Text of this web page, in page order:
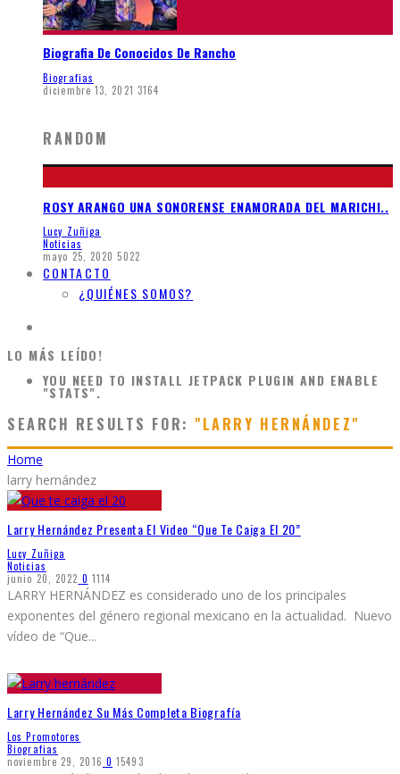
Biografia De Conocidos De Rancho
Biografias
diciembre 13, 2021 3164
RANDOM
ROSY ARANGO UNA SONORENSE ENAMORADA DEL MARICHI..
Lucy Zuñiga
Noticias
mayo 25, 2020 5022
CONTACTO
¿QUIÉNES SOMOS?
LO MÁS LEÍDO!
YOU NEED TO INSTALL JETPACK PLUGIN AND ENABLE
"STATS".
SEARCH RESULTS FOR: "LARRY HERNÁNDEZ"
Home
larry hernández
Larry Hernández Presenta El Video “Que Te Caiga El 20”
Lucy Zuñiga
Noticias
junio 20, 2022 0 1114
LARRY HERNÁNDEZ es considerado uno de los principales
exponentes del género regional mexicano en la actualidad. Nuevo
vídeo de “Que...
Larry Hernández Su Más Completa Biografía
Los Promotores
Biografias
noviembre 29, 2016 0 15493